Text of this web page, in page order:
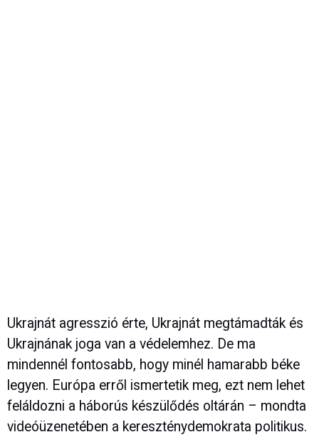
Ukrajnát agresszió érte, Ukrajnát megtámadták és
Ukrajnának joga van a védelemhez. De ma
mindennél fontosabb, hogy minél hamarabb béke
legyen. Európa erről ismertetik meg, ezt nem lehet
feláldozni a háborús készülődés oltárán – mondta
videóüzenetében a kereszténydemokrata politikus.